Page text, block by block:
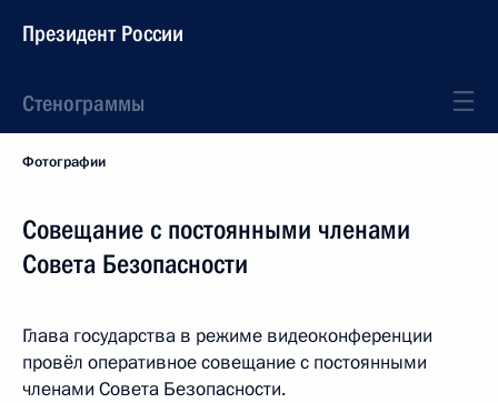
Президент России
Стенограммы
Фотографии
Совещание с постоянными членами
Совета Безопасности
Глава государства в режиме видеоконференции
провёл оперативное совещание с постоянными
членами Совета Безопасности.